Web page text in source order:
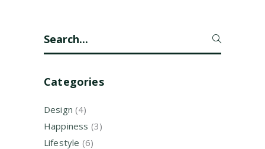
Categories
Design (4)
Happiness (3)
Lifestyle (6)